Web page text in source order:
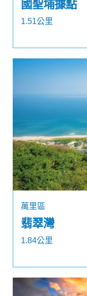
國聖埔據點
1.51公里
萬里區
翡翠灣
1.84公里